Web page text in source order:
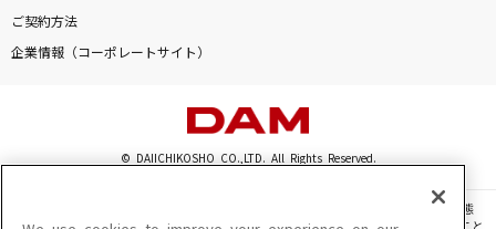
ご契約方法
企業情報（コーポレートサイト）
© DAIICHIKOSHO CO.,LTD. All Rights Reserved.
このサイトに掲載されている一切の文章・画像・写真・動画・音声等を、手段や形態